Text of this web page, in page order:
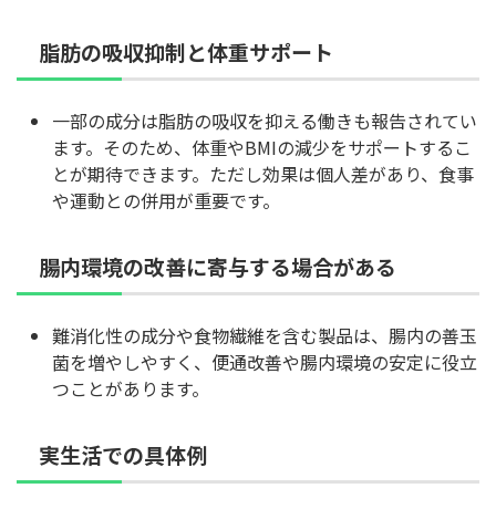
脂肪の吸収抑制と体重サポート
一部の成分は脂肪の吸収を抑える働きも報告されてい
ます。そのため、体重やBMIの減少をサポートするこ
とが期待できます。ただし効果は個人差があり、食事
や運動との併用が重要です。
腸内環境の改善に寄与する場合がある
難消化性の成分や食物繊維を含む製品は、腸内の善玉
菌を増やしやすく、便通改善や腸内環境の安定に役立
つことがあります。
実生活での具体例